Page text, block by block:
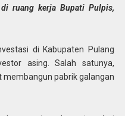
ruang kerja Bupati Pulpis,
di Kabupaten Pulang
asing. Salah satunya,
membangun pabrik galangan